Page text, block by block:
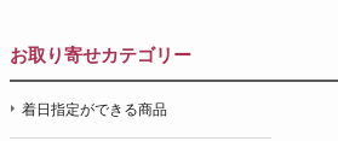
お取り寄せカテゴリー
着日指定ができる商品